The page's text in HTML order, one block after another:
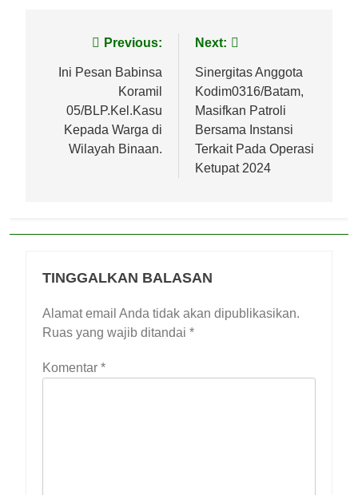
Navigasi
pos
Previous:
Ini Pesan Babinsa
Koramil
05/BLP.Kel.Kasu
Kepada Warga di
Wilayah Binaan.
Next:
Sinergitas Anggota
Kodim0316/Batam,
Masifkan Patroli
Bersama Instansi
Terkait Pada Operasi
Ketupat 2024
TINGGALKAN BALASAN
Alamat email Anda tidak akan dipublikasikan.
Ruas yang wajib ditandai *
Komentar *